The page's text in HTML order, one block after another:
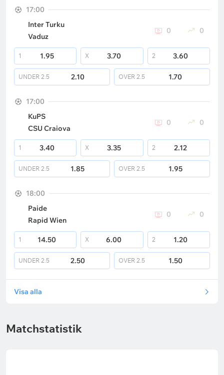
17:00
Inter Turku
Vaduz
0 0
1 1.95 X 3.70 2 3.60
UNDER 2.5 2.10 OVER 2.5 1.70
17:00
KuPS
CSU Craiova
0 0
1 3.40 X 3.35 2 2.12
UNDER 2.5 1.85 OVER 2.5 1.95
18:00
Paide
Rapid Wien
0 0
1 14.50 X 6.00 2 1.20
UNDER 2.5 2.50 OVER 2.5 1.50
Visa alla
Matchstatistik